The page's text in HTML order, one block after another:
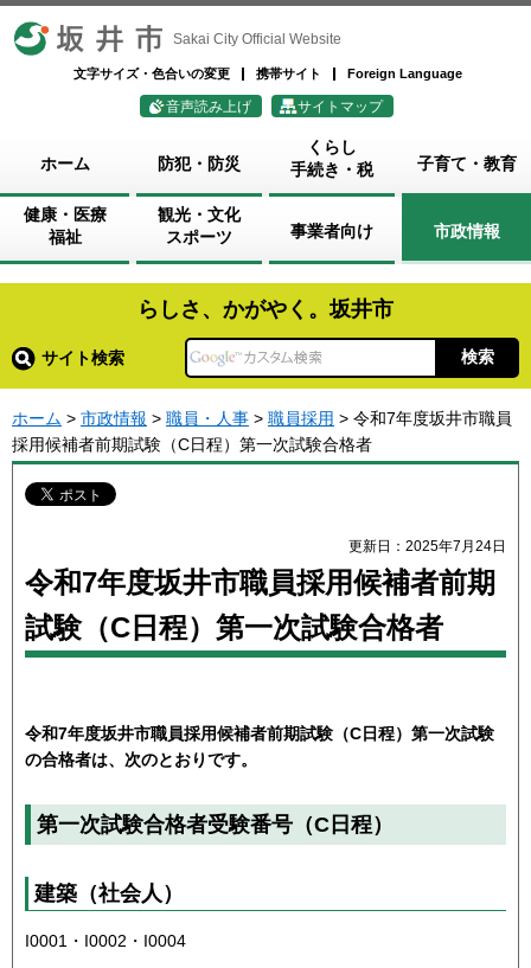
坂井市 Sakai City Official Website
文字サイズ・色合いの変更 携帯サイト Foreign Language
音声読み上げ サイトマップ
ホーム 防犯・防災
くらし
手続き・税
子育て・教育
健康・医療
福祉
観光・文化
スポーツ
事業者向け 市政情報
らしさ、かがやく。坂井市
サイト検索
ホーム > 市政情報 > 職員・人事 > 職員採用 > 令和7年度坂井市職員
採用候補者前期試験（C日程）第一次試験合格者
更新日：2025年7月24日
令和7年度坂井市職員採用候補者前期
試験（C日程）第一次試験合格者
令和7年度坂井市職員採用候補者前期試験（C日程）第一次試験
の合格者は、次のとおりです。
第一次試験合格者受験番号（C日程）
建築（社会人）
I0001・I0002・I0004